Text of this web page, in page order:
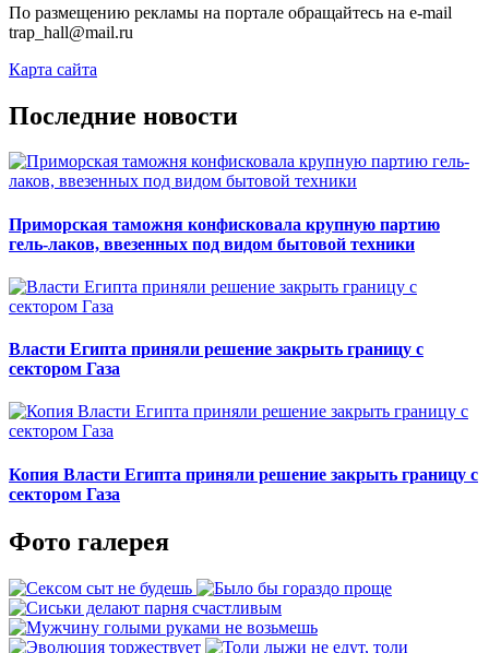
По размещению рекламы на портале обращайтесь на e-mail
trap_hall@mail.ru
Карта сайта
Последние новости
Приморская таможня конфисковала крупную партию
гель-лаков, ввезенных под видом бытовой техники
Власти Египта приняли решение закрыть границу с
сектором Газа
Копия Власти Египта приняли решение закрыть границу с
сектором Газа
Фото галерея